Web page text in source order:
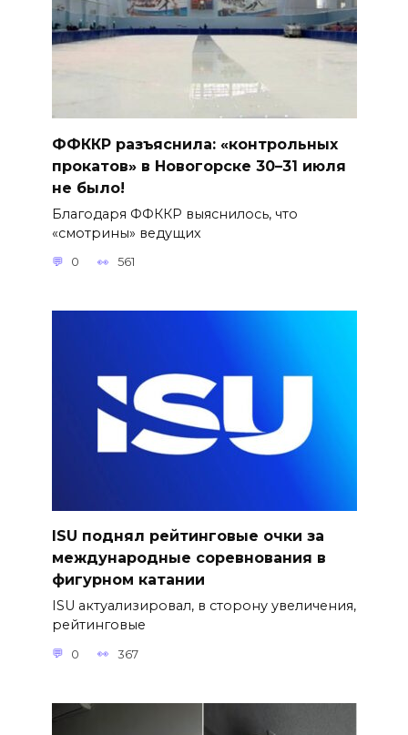
ФФККР разъяснила: «контрольных
прокатов» в Новогорске 30–31 июля
не было!
Благодаря ФФККР выяснилось, что
«смотрины» ведущих
0 561
ISU поднял рейтинговые очки за
международные соревнования в
фигурном катании
ISU актуализировал, в сторону увеличения,
рейтинговые
0 367